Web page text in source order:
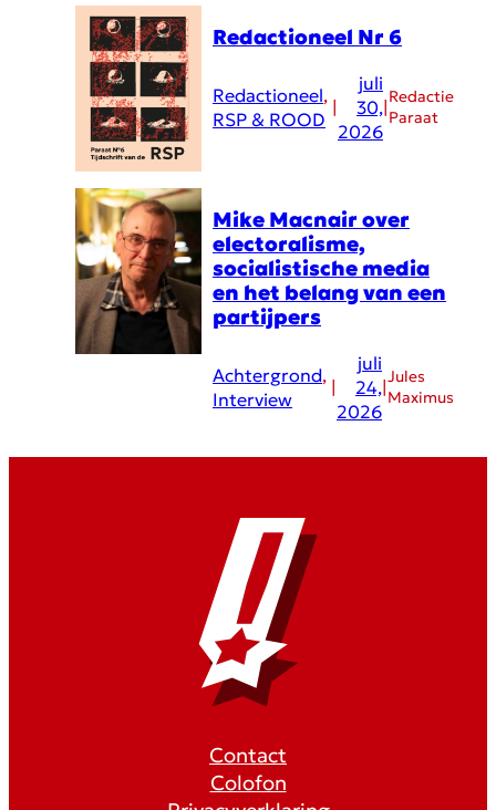
Redactioneel Nr 6
Redactioneel
RSP & ROOD
|
juli
30,
2026
|Redactie
Paraat
Mike Macnair over
electoralisme,
socialistische media
en het belang van een
partijpers
Achtergrond
Interview
|
juli
24,
2026
|Jules
Maximus
Contact
Colofon